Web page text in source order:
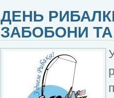
ДЕНЬ
ЗАБОБОНИ